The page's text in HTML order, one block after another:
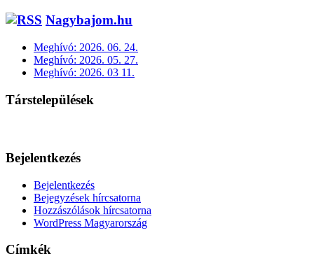
Nagybajom.hu
Meghívó: 2026. 06. 24.
Meghívó: 2026. 05. 27.
Meghívó: 2026. 03 11.
Társtelepülések
Bejelentkezés
Bejelentkezés
Bejegyzések hírcsatorna
Hozzászólások hírcsatorna
WordPress Magyarország
Címkék